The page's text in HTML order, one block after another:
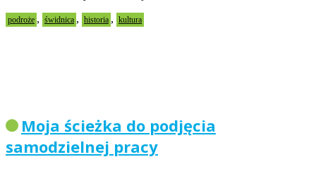
podroże , świdnica , historia , kultura
Moja ścieżka do podjęcia
samodzielnej pracy